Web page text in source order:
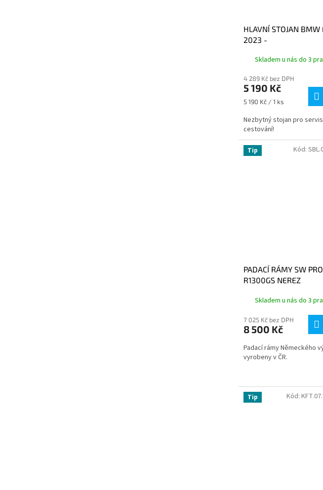
HLAVNÍ STOJAN
2023 -
Skladem u nás do 3
4 289 Kč bez DPH
5 190 Kč
Měrná
5 190 Kč / 1 ks
Nezbytný stojan pro
cestování!
Tip
PADACÍ RÁMY SW
R1300GS NEREZ
Skladem u nás do 3
7 025 Kč bez DPH
8 500 Kč
Padací rámy Německého
vyrobeny v ČR.
Kód:
Tip Kód: